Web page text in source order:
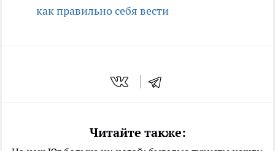
как правильно себя вести
Читайте также: